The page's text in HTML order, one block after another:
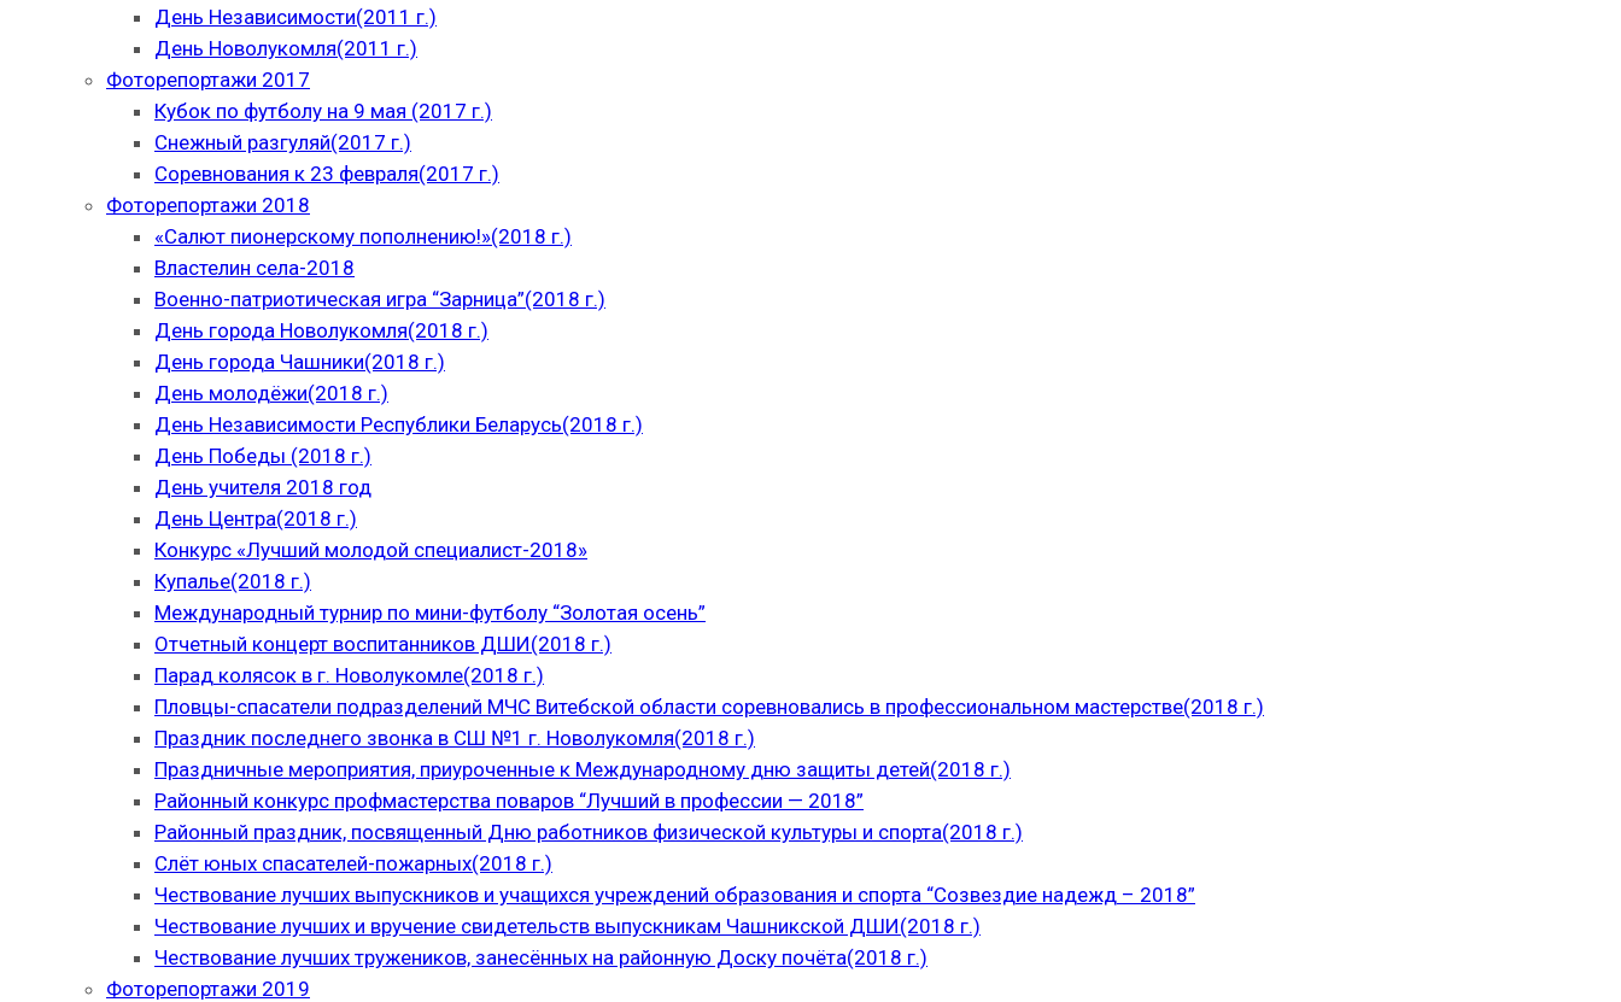
День Независимости(2011 г.)
День Новолукомля(2011 г.)
Фоторепортажи 2017
Кубок по футболу на 9 мая (2017 г.)
Снежный разгуляй(2017 г.)
Соревнования к 23 февраля(2017 г.)
Фоторепортажи 2018
«Салют пионерскому пополнению!»(2018 г.)
Властелин села-2018
Военно-патриотическая игра “Зарница”(2018 г.)
День города Новолукомля(2018 г.)
День города Чашники(2018 г.)
День молодёжи(2018 г.)
День Независимости Республики Беларусь(2018 г.)
День Победы (2018 г.)
День учителя 2018 год
День Центра(2018 г.)
Конкурс «Лучший молодой специалист-2018»
Купалье(2018 г.)
Международный турнир по мини-футболу “Золотая осень”
Отчетный концерт воспитанников ДШИ(2018 г.)
Парад колясок в г. Новолукомле(2018 г.)
Пловцы-спасатели подразделений МЧС Витебской области соревновались в профессиональном мастерстве(2018 г.)
Праздник последнего звонка в СШ №1 г. Новолукомля(2018 г.)
Праздничные мероприятия, приуроченные к Международному дню защиты детей(2018 г.)
Районный конкурс профмастерства поваров “Лучший в профессии — 2018”
Районный праздник, посвященный Дню работников физической культуры и спорта(2018 г.)
Слёт юных спасателей-пожарных(2018 г.)
Чествование лучших выпускников и учащихся учреждений образования и спорта “Созвездие надежд – 2018”
Чествование лучших и вручение свидетельств выпускникам Чашникской ДШИ(2018 г.)
Чествование лучших тружеников, занесённых на районную Доску почёта(2018 г.)
Фоторепортажи 2019